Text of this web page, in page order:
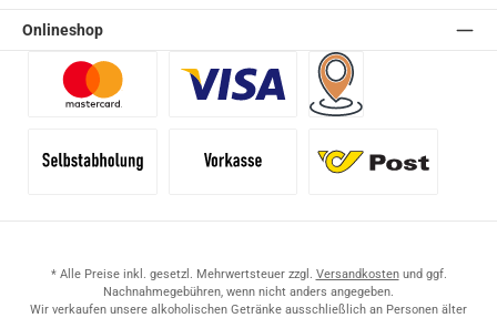
Onlineshop
* Alle Preise inkl. gesetzl. Mehrwertsteuer zzgl. Versandkostenund ggf.
Nachnahmegebühren, wenn nicht anders angegeben.
Wir verkaufen unsere alkoholischen Getränke ausschließlich an Personen älter